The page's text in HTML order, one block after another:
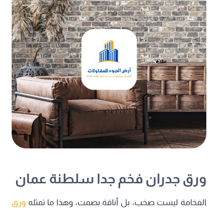
ورق جدران فخم جدا سلطنة عمان
الفخامة ليست صخب، بل أناقة بصمت، وهذا ما تمثله ورق